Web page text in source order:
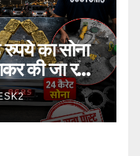
का सोना
की जा रही